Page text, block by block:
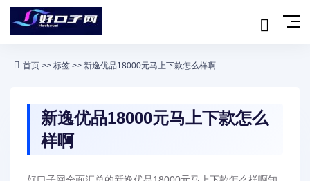
首页 >> 标签 >> 新逸优品18000元马上下款怎么样啊
新逸优品18000元马上下款怎么
样啊